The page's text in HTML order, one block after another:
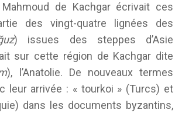
Mahmoud de Kachgar écrivait ces
des vingt-quatre lignées des
) issues des steppes d’Asie
sur cette région de Kachgar dite
), l’Anatolie. De nouveaux termes
leur arrivée : « tourkoi » (Turcs) et
dans les documents byzantins,